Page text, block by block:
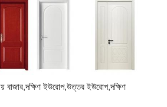
বাজার,দক্ষিণ ইউরোপ,উত্তর ইউরোপ,দক্ষিণ